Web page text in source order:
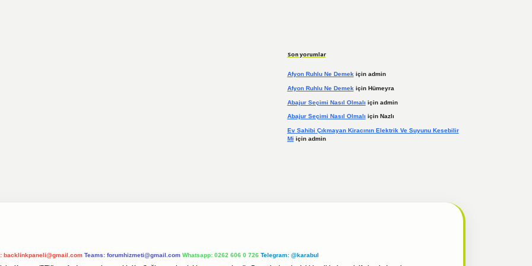
Son yorumlar
Afyon Ruhlu Ne Demekiçin admin
Afyon Ruhlu Ne Demek için Hümeyra
Abajur Seçimi Nasıl Olmalı için admin
Abajur Seçimi Nasıl Olmalı için Nazlı
Ev Sahibi Çıkmayan Kiracının Elektrik Ve Suyunu Kesebilir
Mi için admin
backlinkpaneli@gmail.com Teams: forumhizmeti@gmail.com Whatsapp: 0262 606 0 726 Telegram: @karabul